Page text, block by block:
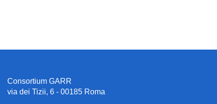
Consortium GARR
via dei Tizii, 6 - 00185 Roma